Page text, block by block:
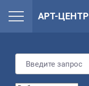
АРТ-ЦЕНТР